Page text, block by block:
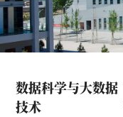
数据科学与大数据
技术